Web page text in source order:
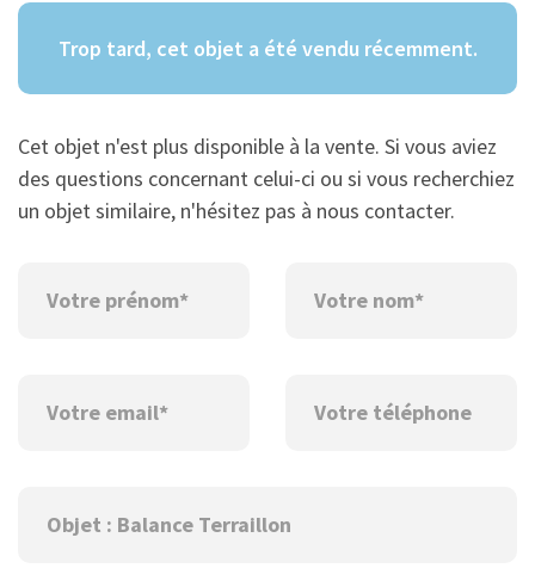
Trop tard, cet objet a été vendu récemment.
Cet objet n'est plus disponible à la vente. Si vous aviez
des questions concernant celui-ci ou si vous recherchiez
un objet similaire, n'hésitez pas à nous contacter.